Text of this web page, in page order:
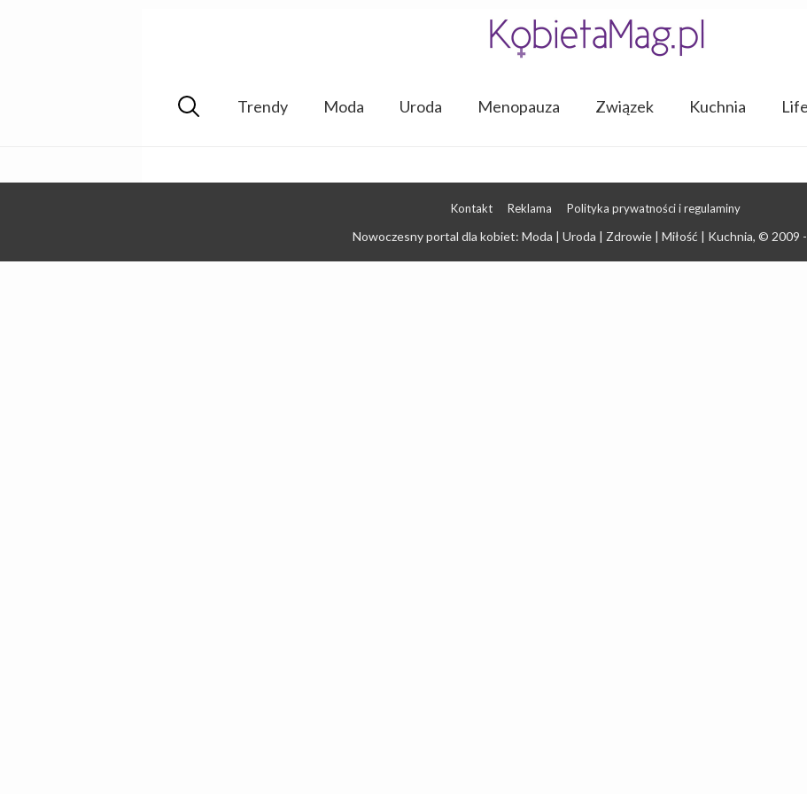
Trendy Moda Uroda Menopauza Związek Kuchnia
Kontakt Reklama Polityka prywatności i regulaminy
Nowoczesny portal dla kobiet: Moda | Uroda | Zdrowie | Miłość | Kuchnia, © 2009